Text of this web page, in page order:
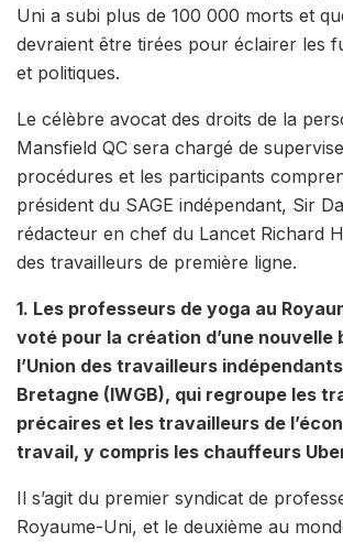
Uni a subi plus de 100 000 morts et
devraient être tirées pour éclairer les
et politiques.
Le célèbre avocat des droits de la
Mansfield QC sera chargé de
procédures et les participants
président du SAGE indépendant, Sir
rédacteur en chef du Lancet Richard
des travailleurs de première ligne.
1. Les professeurs de yoga au
voté pour la création d’une nouvelle
l’Union des travailleurs
Bretagne (IWGB), qui regroupe les
précaires et les travailleurs de
travail, y compris les chauffeurs
Il s’agit du premier syndicat de
Royaume-Uni, et le deuxième au